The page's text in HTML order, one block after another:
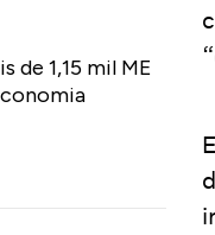
de 1,15 mil ME